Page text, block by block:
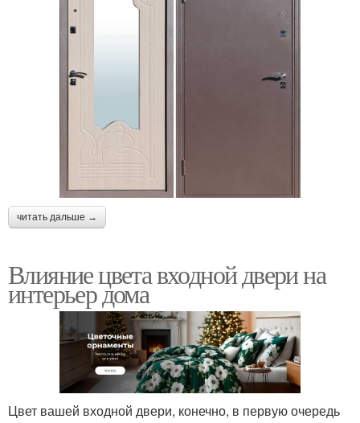
читать дальше →
Влияние цвета входной двери на
интерьер дома
Цвет вашей входной двери, конечно, в первую очередь